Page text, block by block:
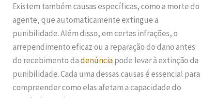
Existem também causas específicas, como a morte do
agente, que automaticamente extingue a
punibilidade. Além disso, em certas infrações, o
arrependimento eficaz ou a reparação do dano antes
do recebimento dadenúnciapode levar à extinção da
punibilidade. Cada uma dessas causas é essencial para
compreender como elas afetam a capacidade do